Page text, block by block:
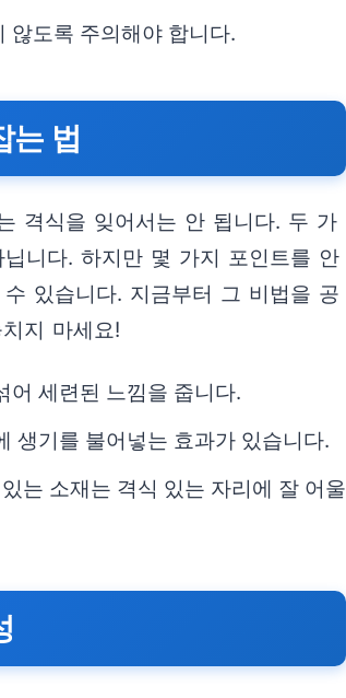
않도록 주의해야 합니다.
는 법
격식을 잊어서는 안 됩니다. 두 가
니다. 하지만 몇 가지 포인트를 안
있습니다. 지금부터 그 비법을 공
지 마세요!
어 세련된 느낌을 줍니다.
생기를 불어넣는 효과가 있습니다.
는 소재는 격식 있는 자리에 잘 어울